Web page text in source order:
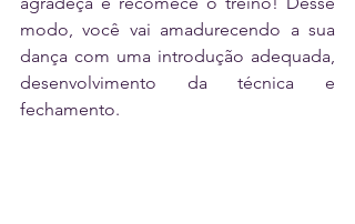
modo, você vai amadurecendo a sua
dança com uma introdução adequada,
desenvolvimento da técnica e
fechamento.